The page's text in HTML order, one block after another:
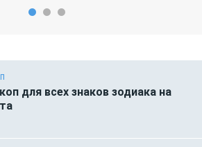
для всех знаков зодиака на